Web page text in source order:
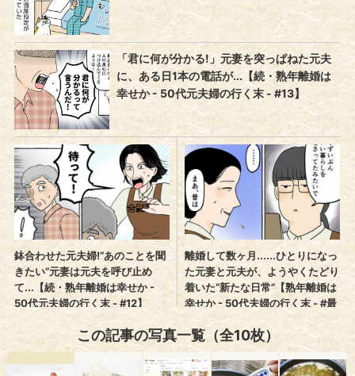
この記事の写真一覧（全10枚）